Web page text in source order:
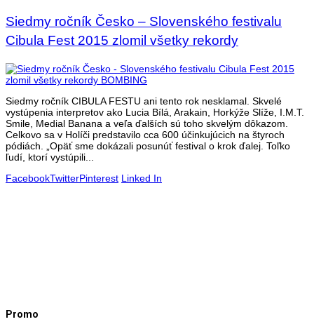
Siedmy ročník Česko – Slovenského festivalu
Cibula Fest 2015 zlomil všetky rekordy
Siedmy ročník CIBULA FESTU ani tento rok nesklamal. Skvelé
vystúpenia interpretov ako Lucia Bílá, Arakain, Horkýže Slíže, I.M.T.
Smile, Medial Banana a veľa ďalších sú toho skvelým dôkazom.
Celkovo sa v Holíči predstavilo cca 600 účinkujúcich na štyroch
pódiách. „Opäť sme dokázali posunúť festival o krok ďalej. Toľko
ľudí, ktorí vystúpili...
FacebookTwitterPinterest Linked In
Promo